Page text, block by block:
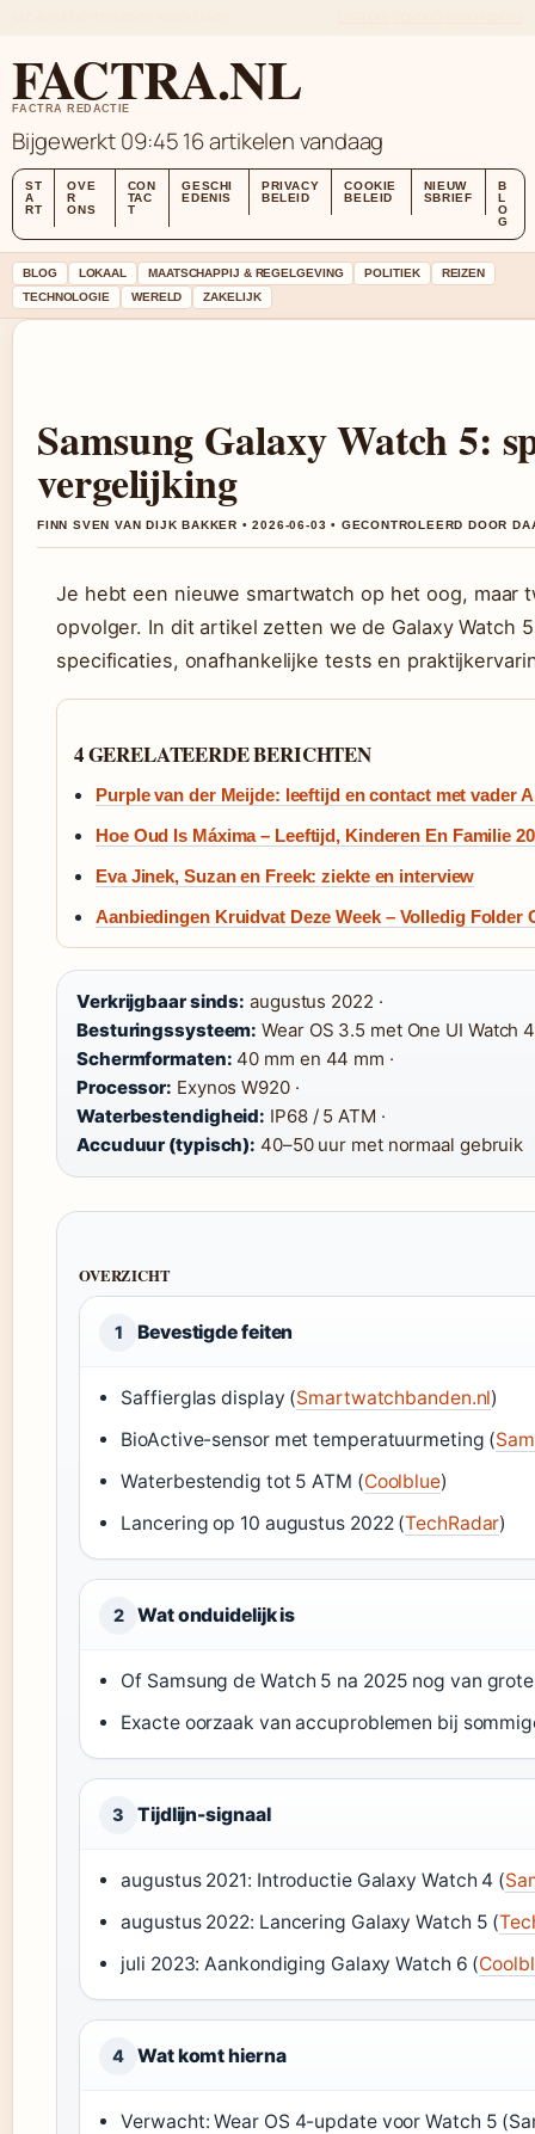
FACTRA.NL
FACTRA REDACTIE
Bijgewerkt 09:4516 artikelen vandaag
ST
A
RT
OVE
R
ONS
CON
TAC
T
GESCHI
EDENIS
PRIVACY
BELEID
COOKIE
BELEID
NIEUW
SBRIEF
B
L
O
G
BLOG LOKAAL MAATSCHAPPIJ & REGELGEVING POLITIEK
REIZEN
TECHNOLOGIE
WERELD ZAKELIJK
Samsung Galaxy Watch 5:
vergelijking
FINN SVEN VAN DIJK BAKKER • 2026-06-03 • GECONTROLEERD DOOR
Je hebt een nieuwe smartwatch op het oog, maar
opvolger. In dit artikel zetten we de Galaxy Watch
specificaties, onafhankelijke tests en
4 GERELATEERDE BERICHTEN
Purple van der Meijde: leeftijd en contact met vader
Hoe Oud Is Máxima – Leeftijd, Kinderen En Familie
Eva Jinek, Suzan en Freek: ziekte en interview
Aanbiedingen Kruidvat Deze Week – Volledig Folder
Verkrijgbaar sinds: augustus 2022 ·
Besturingssysteem: Wear OS 3.5 met One UI Watch
Schermformaten: 40 mm en 44 mm ·
Processor: Exynos W920 ·
Waterbestendigheid: IP68 / 5 ATM ·
Accuduur (typisch): 40–50 uur met normaal gebruik
OVERZICHT
1 Bevestigde feiten
Saffierglas display (Smartwatchbanden.nl)
BioActive-sensor met temperatuurmeting (
Waterbestendig tot 5 ATM (Coolblue)
Lancering op 10 augustus 2022 (TechRadar)
2 Wat onduidelijk is
Of Samsung de Watch 5 na 2025 nog van
Exacte oorzaak van accuproblemen bij
3 Tijdlijn-signaal
augustus 2021: Introductie Galaxy Watch 4 (
augustus 2022: Lancering Galaxy Watch 5 (
juli 2023: Aankondiging Galaxy Watch 6 (
4 Wat komt hierna
Verwacht: Wear OS 4-update voor Watch 5